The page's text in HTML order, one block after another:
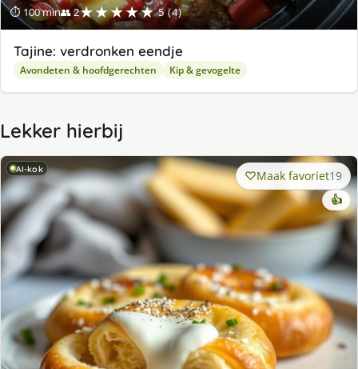
⏱ 100 min👥 2★★★★★ 5 (4)
Tajine: verdronken eendje
Avondeten & hoofdgerechten Kip & gevogelte
Lekker hierbij
AI-kok Maak favoriet19
👍